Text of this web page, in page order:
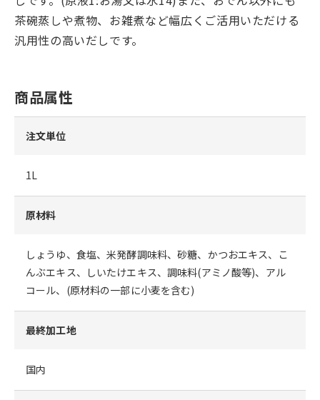
茶碗蒸しや煮物、お雑煮など幅広くご活用いただける
汎用性の高いだしです。
商品属性
注文単位
1L
原材料
しょうゆ、食塩、米発酵調味料、砂糖、かつおエキス、こ
んぶエキス、しいたけエキス、調味料(アミノ酸等)、アル
コール、(原材料の一部に小麦を含む)
最終加工地
国内